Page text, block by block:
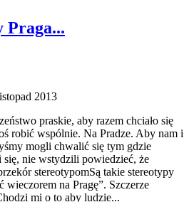
Praga...
2013
praskie, aby razem chciało się
robić wspólnie. Na Pradze. Aby nam i
mogli chwalić się tym gdzie
się, nie wstydzili powiedzieć, że
stereotypomSą takie stereotypy
wieczorem na Pragę”. Szczerze
mi o to aby ludzie...